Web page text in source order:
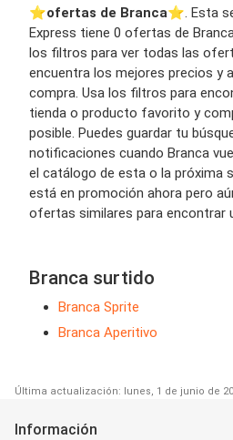
⭐️ofertas de Branca⭐️. Esta
Express tiene 0 ofertas de
los filtros para ver todas las
encuentra los mejores precios y
compra. Usa los filtros para
tienda o producto favorito y
posible. Puedes guardar tu
notificaciones cuando Branca
el catálogo de esta o la próxima
está en promoción ahora pero
ofertas similares para encontrar
Branca surtido
Branca Sprite
Branca Aperitivo
Última actualización: lunes, 1 de junio de
Información